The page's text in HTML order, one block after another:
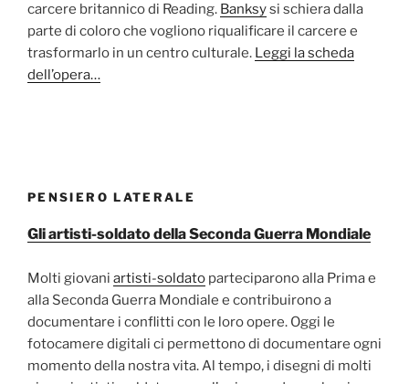
carcere britannico di Reading. Banksysi schiera dalla
parte di coloro che vogliono riqualificare il carcere e
trasformarlo in un centro culturale. Leggi la scheda
dell’opera…
PENSIERO LATERALE
Gli artisti-soldato della Seconda Guerra Mondiale
Molti giovani artisti-soldato parteciparono alla Prima e
alla Seconda Guerra Mondiale e contribuirono a
documentare i conflitti con le loro opere. Oggi le
fotocamere digitali ci permettono di documentare ogni
momento della nostra vita. Al tempo, i disegni di molti